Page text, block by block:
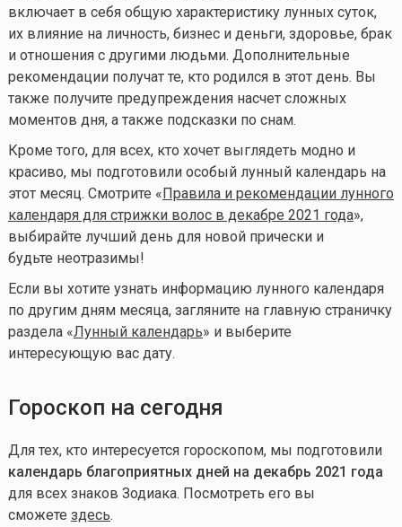
включает в себя общую характеристику лунных суток,
их влияние на личность, бизнес и деньги, здоровье, брак
и отношения с другими людьми. Дополнительные
рекомендации получат те, кто родился в этот день. Вы
также получите предупреждения насчет сложных
моментов дня, а также подсказки по снам.
Кроме того, для всех, кто хочет выглядеть модно и
красиво, мы подготовили особый лунный календарь на
этот месяц. Смотрите «Правила и рекомендации лунного
календаря для стрижки волос в декабре 2021 года»,
выбирайте лучший день для новой прически и
будьте неотразимы!
Если вы хотите узнать информацию лунного календаря
по другим дням месяца, загляните на главную страничку
раздела «Лунный календарь» и выберите
интересующую вас дату.
Гороскоп на сегодня
Для тех, кто интересуется гороскопом, мы подготовили
календарь благоприятных дней на декабрь 2021 года
для всех знаков Зодиака. Посмотреть его вы
сможете здесь.